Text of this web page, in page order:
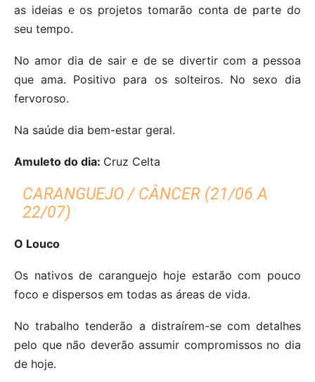
as ideias e os projetos tomarão conta de parte do
seu tempo.
No amor dia de sair e de se divertir com a pessoa
que ama. Positivo para os solteiros. No sexo dia
fervoroso.
Na saúde dia bem-estar geral.
Amuleto do dia: Cruz Celta
CARANGUEJO / CÂNCER (21/06 A
22/07)
O Louco
Os nativos de caranguejo hoje estarão com pouco
foco e dispersos em todas as áreas de vida.
No trabalho tenderão a distraírem-se com detalhes
pelo que não deverão assumir compromissos no dia
de hoje.